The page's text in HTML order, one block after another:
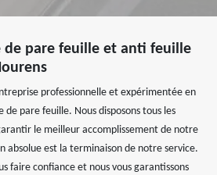
de pare feuille et anti feuille
professionnelle et expérimentée en
pare feuille. Nous disposons tous les
le meilleur accomplissement de notre
absolue est la terminaison de notre service.
faire confiance et nous vous garantissons